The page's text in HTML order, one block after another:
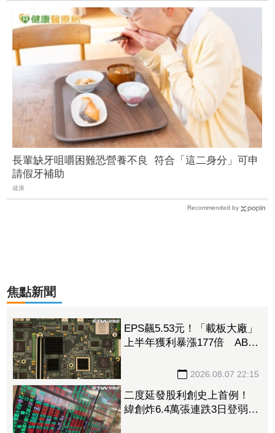
長輩缺牙咀嚼困難恐營養不良 符合「這二身分」可申
請假牙補助
健康
Recommended by
焦點新聞
EPS飆5.53元！「載板大廠」
上半年獲利暴漲177倍 ABF
2026.08.07 22:15
二度延發股利創史上首例！
緯創炸6.4萬張連跌3日登弱勢